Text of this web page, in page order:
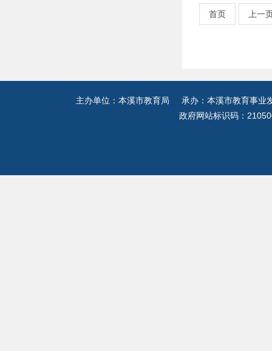
首页 上一
主办单位：本溪市教育局 承办：本溪市教育事
政府网站标识码：